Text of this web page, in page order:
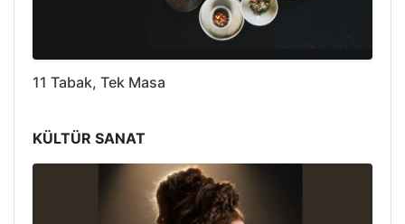
11 Tabak, Tek Masa
KÜLTÜR SANAT